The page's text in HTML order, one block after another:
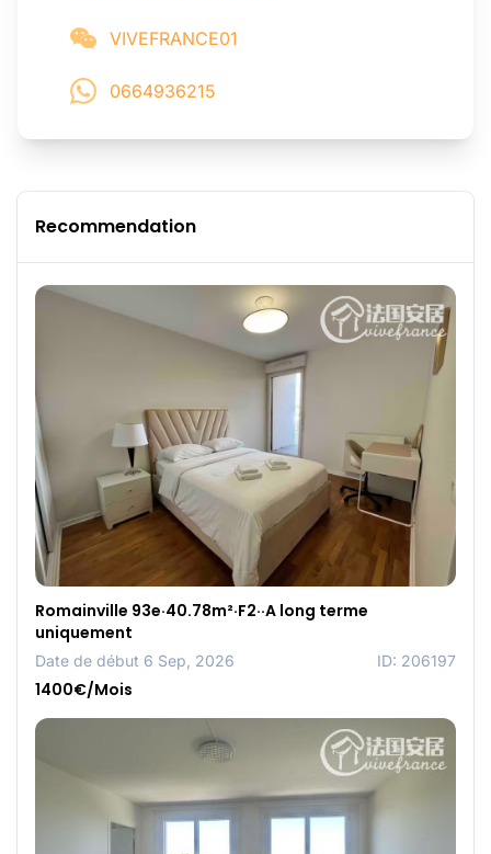
VIVEFRANCE01
0664936215
Recommendation
Romainville 93e·40.78m²·F2··A long terme
uniquement
Date de début 6 Sep, 2026 ID: 206197
1400€/Mois